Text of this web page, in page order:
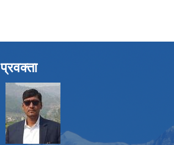
प्रवक्ता